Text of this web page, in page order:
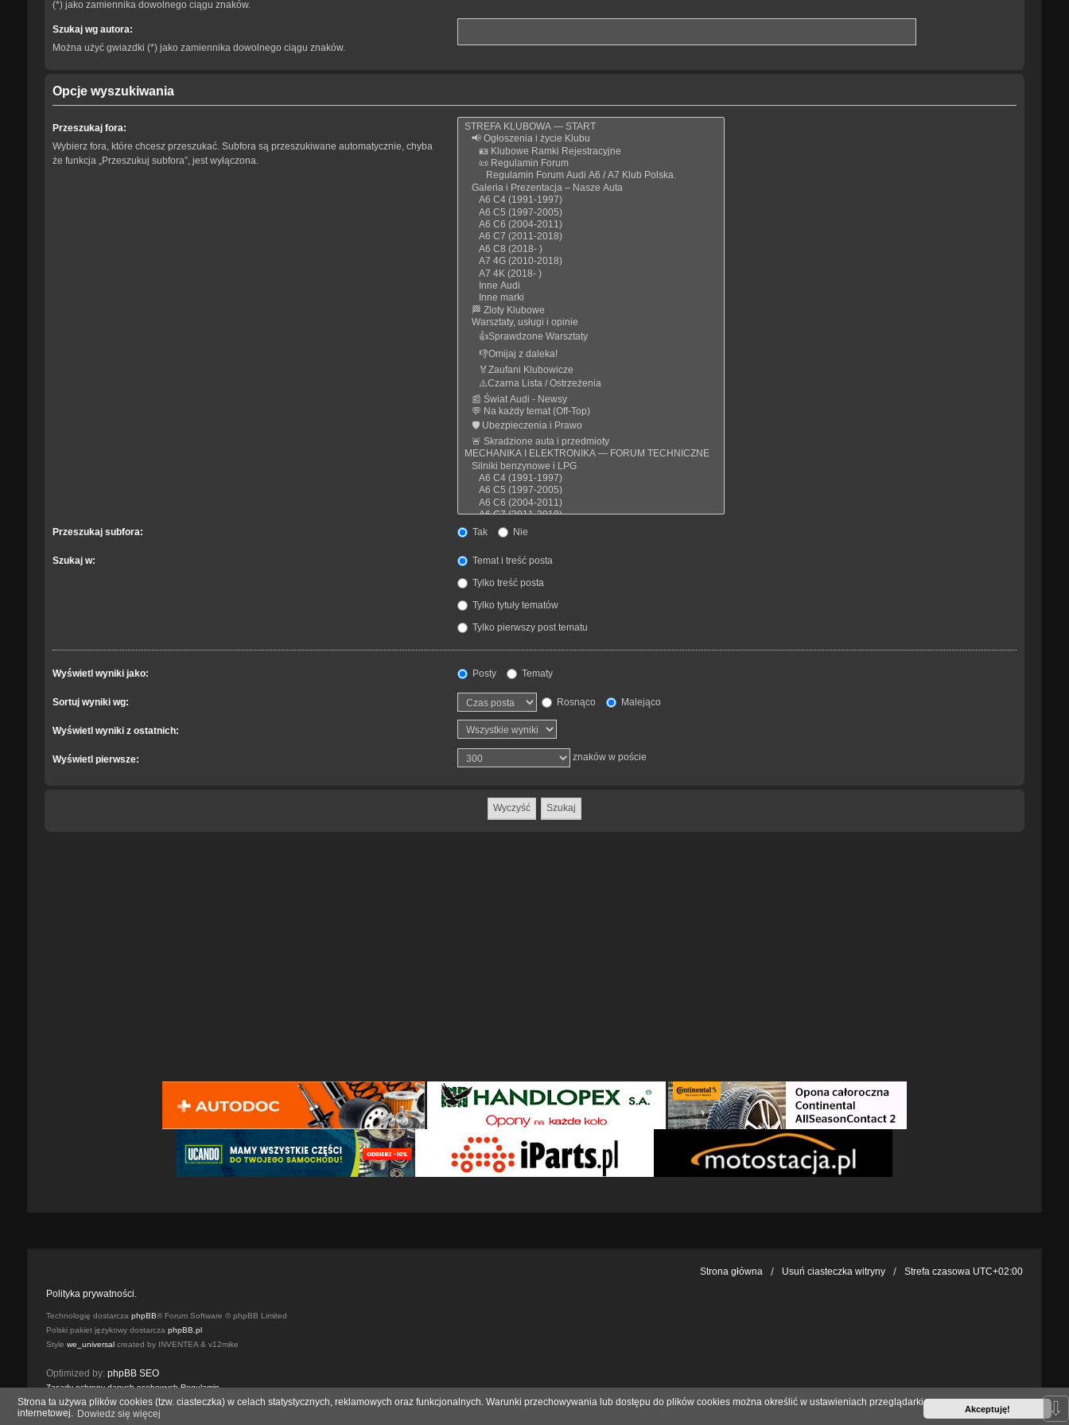
Strona ta używa plików cookies (tzw. ciasteczka) w celach statystycznych, reklamowych oraz funkcjonalnych. Warunki przechowywania lub dostępu do plików cookies można określić w ustawieniach przeglądarki
internetowej. Dowiedz się więcej Akceptuję!
(*) jako zamiennika dowolnego ciągu znaków.
Szukaj wg autora:
Można użyć gwiazdki (*) jako zamiennika dowolnego ciągu znaków.
Opcje wyszukiwania
Przeszukaj fora:
Wybierz fora, które chcesz przeszukać. Subfora są przeszukiwane automatycznie, chyba
że funkcja „Przeszukuj subfora”, jest wyłączona.
Przeszukaj subfora: Tak Nie
Szukaj w:
Temat i treść posta
Tylko treść posta
Tylko tytuły tematów
Tylko pierwszy post tematu
Wyświetl wyniki jako: Posty Tematy
Sortuj wyniki wg: Rosnąco Malejąco
Wyświetl wyniki z ostatnich:
Wyświetl pierwsze: znaków w poście
Strona główna Usuń ciasteczka witryny Strefa czasowa UTC+02:00
Polityka prywatności.
Technologię dostarcza phpBB® Forum Software © phpBB Limited
Polski pakiet językowy dostarcza phpBB.pl
Style we_universalcreated by INVENTEA & v12mike
Optimized by: phpBB SEO
Zasady ochrony danych osobowych Regulamin
⇩